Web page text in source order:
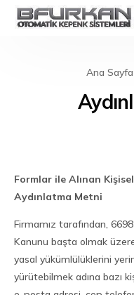
Ana Sayfa
Formlar ile Alınan
Aydınlatma Metni
Firmamız tarafından,
Kanunu başta olmak
yasal yükümlülüklerini
yürütebilmek adına bazı